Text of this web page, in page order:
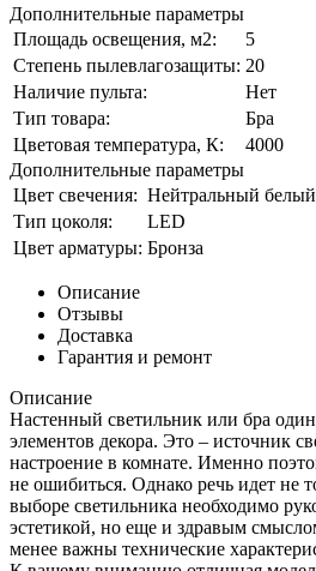
Дополнительные параметры
Площадь освещения, м2:
5
Степень пылевлагозащиты: 20
Наличие пульта:
Нет
Тип товара:
Бра
Цветовая температура, К:
4000
Дополнительные параметры
Цвет свечения: Нейтральный белый
Тип цоколя:
LED
Цвет арматуры: Бронза
Описание
Отзывы
Доставка
Гарантия и ремонт
Описание
Настенный светильник или бра
элементов декора. Это – источник
настроение в комнате. Именно
не ошибиться. Однако речь идет не
выборе светильника необходимо
эстетикой, но еще и здравым
менее важны технические